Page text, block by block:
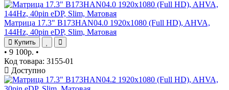
Матрица 17.3" B173HAN04.0 1920x1080 (Full HD), AHVA,
144Hz, 40pin eDP, Slim, Матовая
Купить
• 9 100р. •
Код товара: 3155-01
Доступно